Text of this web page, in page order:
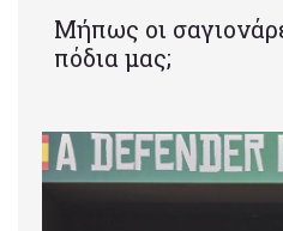
Μήπως οι
πόδια μας;